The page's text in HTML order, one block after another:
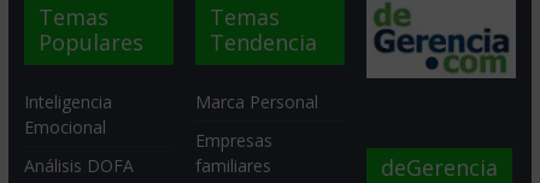
Temas
Populares
Inteligencia
Emocional
Análisis DOFA
Temas
Tendencia
Marca Personal
Empresas
familiares
deGerencia